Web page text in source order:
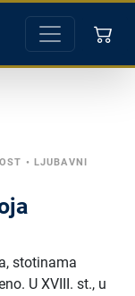
• LJUBAVNI
stotinama
U XVIII. st., u